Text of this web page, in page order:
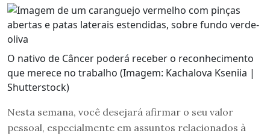
O nativo de Câncer poderá receber o reconhecimento
que merece no trabalho (Imagem: Kachalova Kseniia |
Shutterstock)
Nesta semana, você desejará afirmar o seu valor
pessoal, especialmente em assuntos relacionados à